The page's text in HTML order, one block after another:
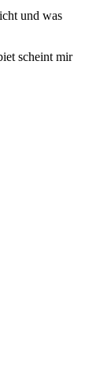
und was
scheint mir